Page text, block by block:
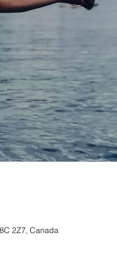
2Z7, Canada